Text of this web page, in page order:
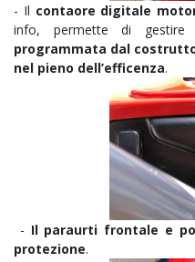
- Il contaore digitale
info, permette di
programmata dal
nel pieno dell’efficenza.
- Il paraurti frontale e
protezione.